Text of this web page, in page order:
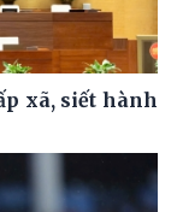
xã, siết hành